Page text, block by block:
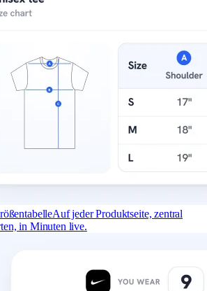
Auf jeder Produktseite, zentral
in Minuten live.